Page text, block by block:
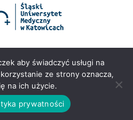
© 2025
aby świadczyć usługi na
ze strony oznacza,
na ich użycie.
prywatności